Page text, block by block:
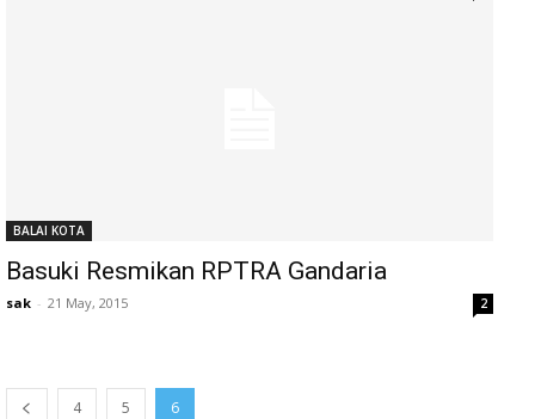
BALAI KOTA
Basuki Resmikan RPTRA Gandaria
sak - 21 May, 2015 2
4 5 6